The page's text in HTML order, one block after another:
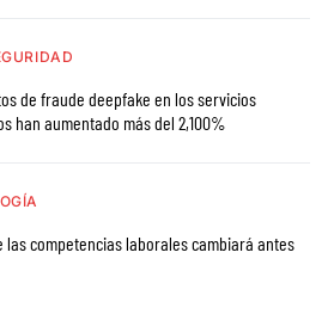
de fraude deepfake en los servicios
han aumentado más del 2,100%
las competencias laborales cambiará antes